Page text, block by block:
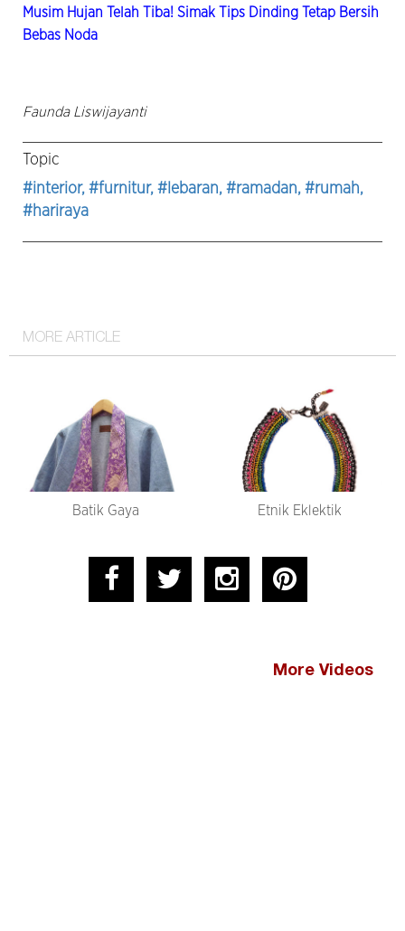
Musim Hujan Telah Tiba! Simak Tips Dinding Tetap Bersih
Bebas Noda
Faunda Liswijayanti
Topic
#interior, #furnitur, #lebaran, #ramadan, #rumah,
#hariraya
MORE ARTICLE
Batik Gaya Etnik Eklektik
More Videos